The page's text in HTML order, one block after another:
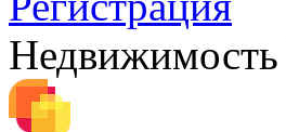
Недвижимость